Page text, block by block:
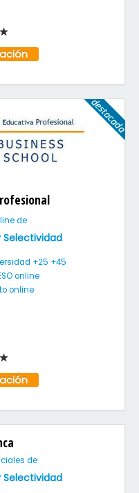
de
Selectividad
+25 +45
online
online
de
Selectividad